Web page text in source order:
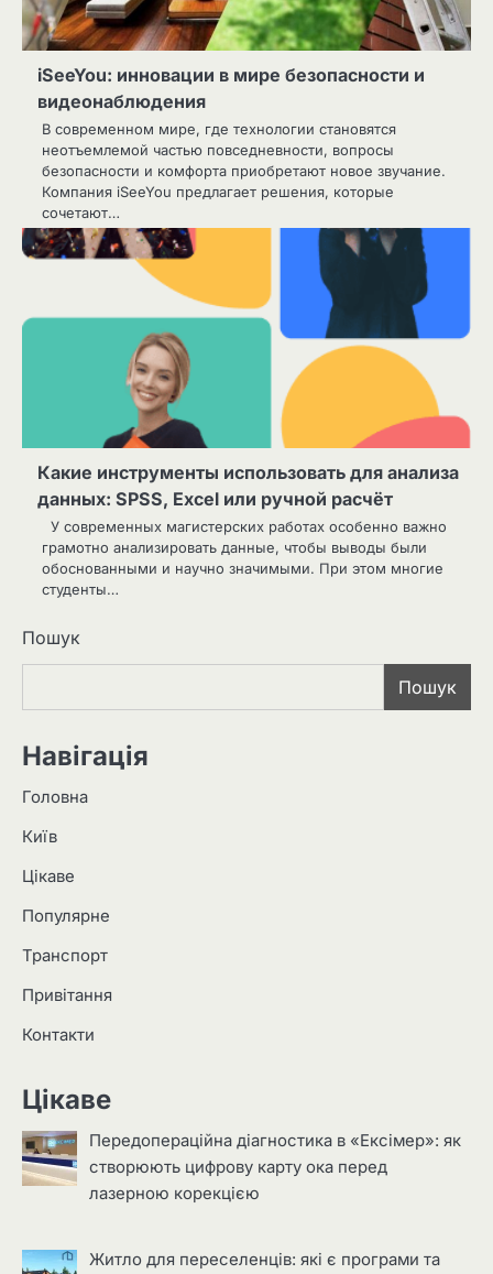
iSeeYou: инновации в мире безопасности и
видеонаблюдения
В современном мире, где технологии становятся
неотъемлемой частью повседневности, вопросы
безопасности и комфорта приобретают новое звучание.
Компания iSeeYou предлагает решения, которые
сочетают…
Какие инструменты использовать для анализа
данных: SPSS, Excel или ручной расчёт
У современных магистерских работах особенно важно
грамотно анализировать данные, чтобы выводы были
обоснованными и научно значимыми. При этом многие
студенты…
Пошук
Пошук
Навігація
Головна
Київ
Цікаве
Популярне
Транспорт
Привітання
Контакти
Цікаве
Передопераційна діагностика в «Ексімер»: як
створюють цифрову карту ока перед
лазерною корекцією
Житло для переселенців: які є програми та